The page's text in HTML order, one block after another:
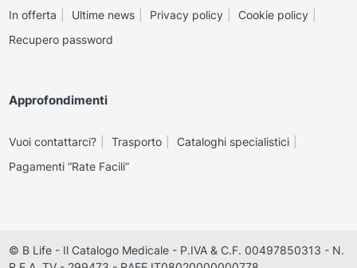
In offerta Ultime news Privacy policy
Cookie policy
Recupero password
Approfondimenti
Vuoi contattarci? Trasporto
Cataloghi specialistici
Pagamenti “Rate Facili”
© B Life - Il Catalogo Medicale - P.IVA & C.F. 00497850313 - N.